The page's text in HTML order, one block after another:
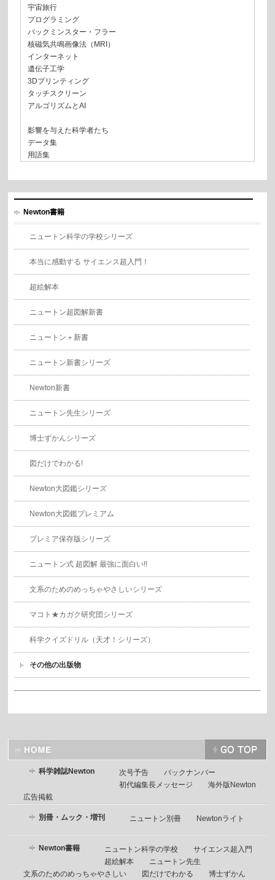
宇宙旅行
プログラミング
バックミンスター・フラー
核磁気共鳴画像法（MRI）
インターネット
遺伝子工学
3Dプリンティング
タッチスクリーン
アルゴリズムとAI
影響を与えた科学者たち
データ集
用語集
Newton書籍
ニュートン科学の学校シリーズ
本当に感動する サイエンス超入門！
超絵解本
ニュートン超図解新書
ニュートン＋新書
ニュートン新書シリーズ
Newton新書
ニュートン先生シリーズ
博士ずかんシリーズ
図だけでわかる!
Newton大図鑑シリーズ
Newton大図鑑プレミアム
プレミア保存版シリーズ
ニュートン式 超図解 最強に面白い!!
文系のためのめっちゃやさしいシリーズ
マコト★カガク研究団シリーズ
科学クイズドリル（天才！シリーズ）
その他の出版物
科学雑誌Newton 次号予告
バックナンバー
初代編集長メッセージ
海外版Newton
広告掲載
別冊・ムック・増刊 ニュートン別冊 Newtonライト
Newton書籍 ニュートン科学の学校
サイエンス超入門
超絵解本
ニュートン先生
文系のためのめっちゃやさしい
図だけでわかる 博士ずかん